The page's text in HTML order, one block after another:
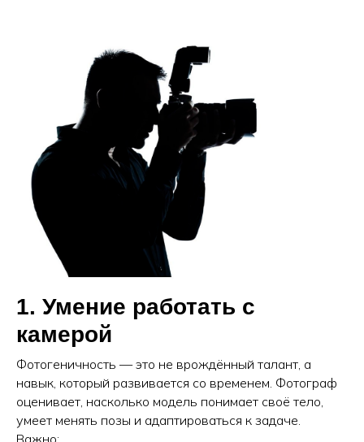
1. Умение работать с
камерой
Фотогеничность — это не врождённый талант, а
навык, который развивается со временем. Фотограф
оценивает, насколько модель понимает своё тело,
умеет менять позы и адаптироваться к задаче.
Важно: